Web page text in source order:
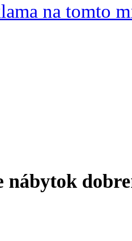
na tomto
nábytok